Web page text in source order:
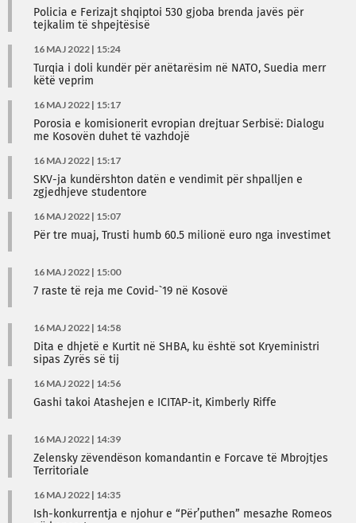
Policia e Ferizajt shqiptoi 530 gjoba brenda javës për
tejkalim të shpejtësisë
16 MAJ 2022 | 15:24
Turqia i doli kundër për anëtarësim në NATO, Suedia merr
këtë veprim
16 MAJ 2022 | 15:17
Porosia e komisionerit evropian drejtuar Serbisë: Dialogu
me Kosovën duhet të vazhdojë
16 MAJ 2022 | 15:17
SKV-ja kundërshton datën e vendimit për shpalljen e
zgjedhjeve studentore
16 MAJ 2022 | 15:07
Për tre muaj, Trusti humb 60.5 milionë euro nga investimet
16 MAJ 2022 | 15:00
7 raste të reja me Covid-`19 në Kosovë
16 MAJ 2022 | 14:58
Dita e dhjetë e Kurtit në SHBA, ku është sot Kryeministri
sipas Zyrës së tij
16 MAJ 2022 | 14:56
Gashi takoi Atashejen e ICITAP-it, Kimberly Riffe
16 MAJ 2022 | 14:39
Zelensky zëvendëson komandantin e Forcave të Mbrojtjes
Territoriale
16 MAJ 2022 | 14:35
Ish-konkurrentja e njohur e “Për’puthen” mesazhe Romeos